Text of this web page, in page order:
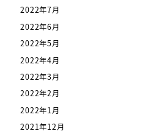
2022年7月
2022年6月
2022年5月
2022年4月
2022年3月
2022年2月
2022年1月
2021年12月